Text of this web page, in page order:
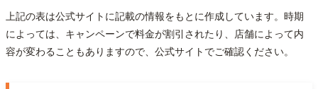
上記の表は公式サイトに記載の情報をもとに作成しています。時期
によっては、キャンペーンで料金が割引されたり、店舗によって内
容が変わることもありますので、公式サイトでご確認ください。